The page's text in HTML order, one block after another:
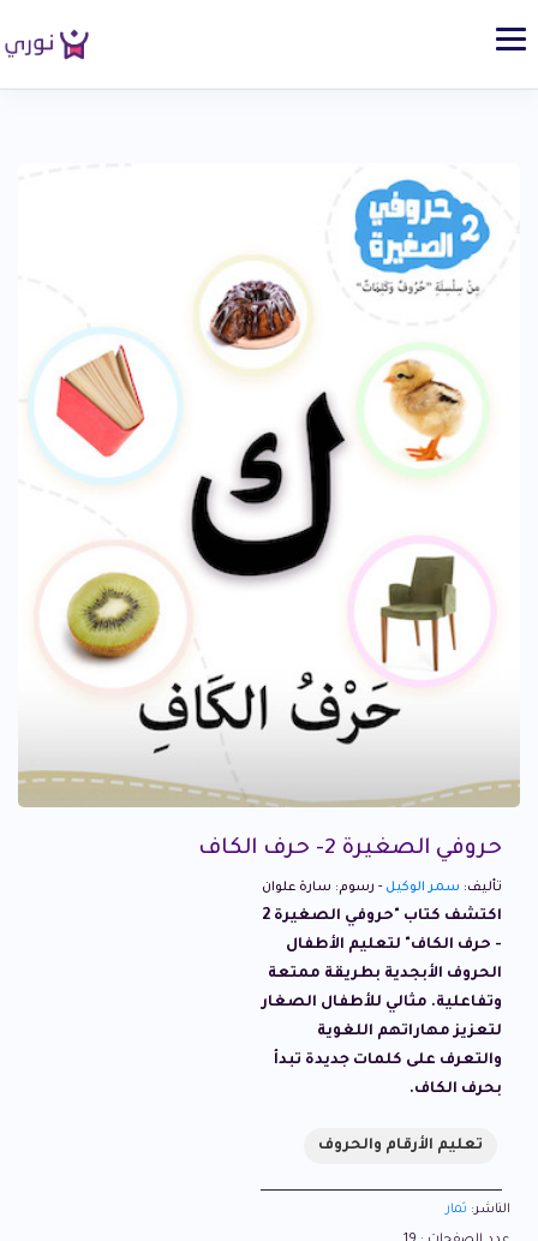
حروفي الصغيرة 2- حرف الكاف
تأليف: سمر الوكيل - رسوم: سارة علوان
اكتشف كتاب "حروفي الصغيرة 2
- حرف الكاف" لتعليم الأطفال
الحروف الأبجدية بطريقة ممتعة
وتفاعلية. مثالي للأطفال الصغار
لتعزيز مهاراتهم اللغوية
والتعرف على كلمات جديدة تبدأ
بحرف الكاف.
تعليم الأرقام والحروف
الناشر: ثمار